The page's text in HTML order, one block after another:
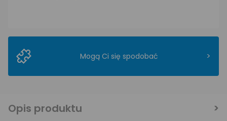
Mogą Ci się spodobać >
Opis produktu